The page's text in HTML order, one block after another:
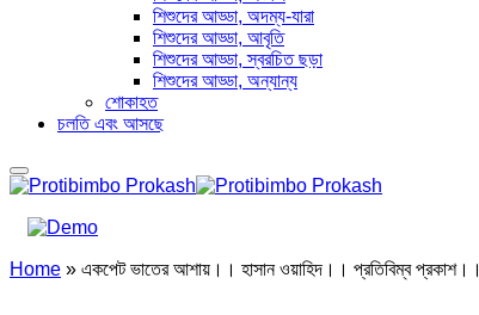
শিশুদের আড্ডা, অদম্য-যারা
শিশুদের আড্ডা, আবৃতি
শিশুদের আড্ডা, স্বরচিত ছড়া
শিশুদের আড্ডা, অন্যান্য
শোকাহত
চলতি এবং আসছে
Home » একপেট ভাতের আশায়।। হাসান ওয়াহিদ।। প্রতিবিম্ব প্রকাশ।।